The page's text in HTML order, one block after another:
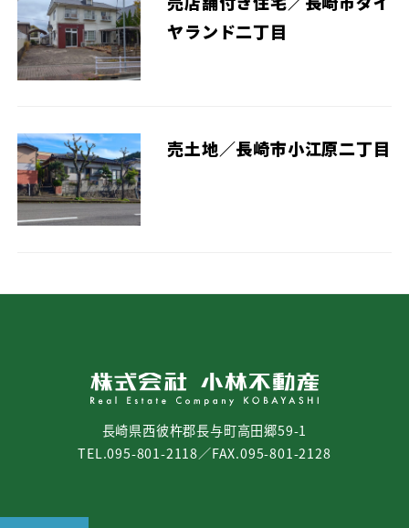
ヤランド二丁目
売土地／長崎市小江原二丁目
長崎県西彼杵郡長与町高田郷59-1
TEL.095-801-2118／FAX.095-801-2128